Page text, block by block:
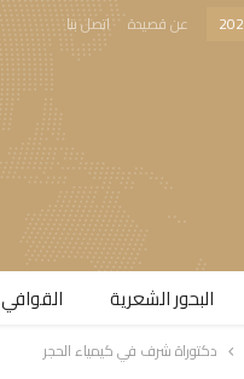
عن قصيدة اتصل بنا
البحور الشعرية​
دكتوراة شرف في كيمياء الحجر